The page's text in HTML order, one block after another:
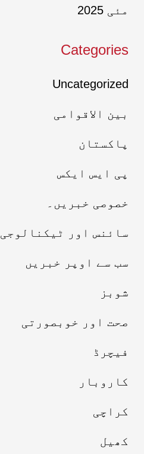
مئی 2025
Categories
Uncategorized
بین الاقوامی
پاکستان
پی ایس ایکس
خصوصی خبریں۔
سائنس اور ٹیکنالوجی
سب سے اوپر خبریں
شوبز
صحت اور خوبصورتی
فیچرڈ
کاروبار
کراچی
کھیل